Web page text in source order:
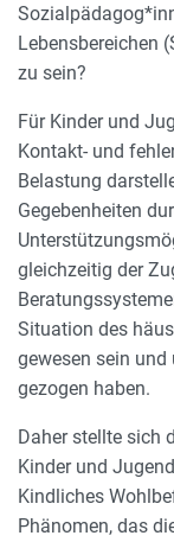
Lebensbereichen
zu sein?
Für Kinder und
Kontakt- und
Belastung
Gegebenheiten
gleichzeitig der
Situation des
gewesen sein
gezogen haben.
Daher stellte sich
Kinder und
Kindliches
Phänomen, das